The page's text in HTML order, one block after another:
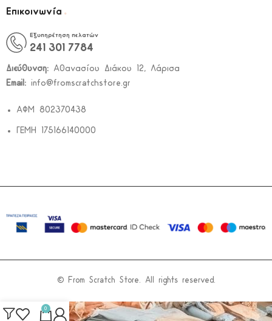
Επικοινωνία .
Εξυπηρέτηση πελατών
241 301 7784
Διεύθυνση: Αθανασίου Διάκου 12, Λάρισα
Email: info@fromscratchstore.gr
ΑΦΜ 802370438
ΓΕΜΗ 175166140000
© From Scratch Store. All rights reserved.
0